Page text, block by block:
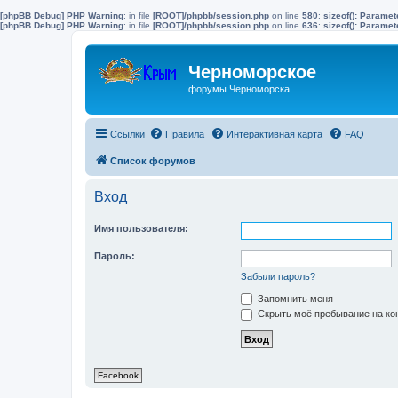
[phpBB Debug] PHP Warning: in file [ROOT]/phpbb/session.php on line 580: sizeof():
[phpBB Debug] PHP Warning: in file [ROOT]/phpbb/session.php on line 636: sizeof():
Черноморское
форумы Черноморска
Ссылки Правила Интерактивная карта FAQ
Список форумов
Вход
Имя пользователя:
Пароль:
Забыли пароль?
Запомнить меня
Скрыть моё пребывание на
Facebook